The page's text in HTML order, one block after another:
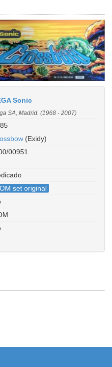
Sonic
SA, Madrid. (1968 - 2007)
(Exidy)
00951
set original